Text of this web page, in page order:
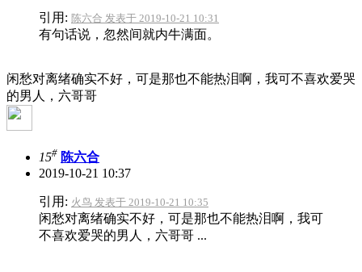
引用: 陈六合 发表于 2019-10-21 10:31
有句话说，忽然间就内牛满面。
闲愁对离绪确实不好，可是那也不能热泪啊，我可不喜欢爱哭
的男人，六哥哥
15# 陈六合
2019-10-21 10:37
引用: 火鸟 发表于 2019-10-21 10:35
闲愁对离绪确实不好，可是那也不能热泪啊，我可
不喜欢爱哭的男人，六哥哥 ...